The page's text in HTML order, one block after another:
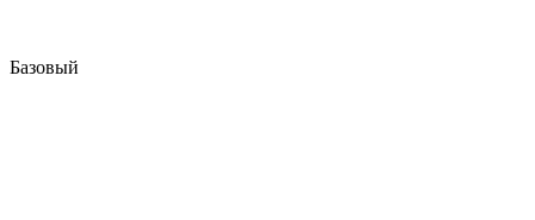
Базовый